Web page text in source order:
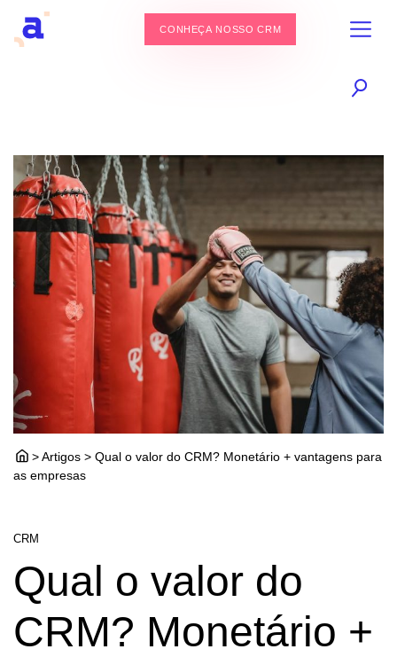
CONHEÇA NOSSO CRM
> Artigos > Qual o valor do CRM? Monetário + vantagens para
as empresas
CRM
Qual o valor do
CRM? Monetário +